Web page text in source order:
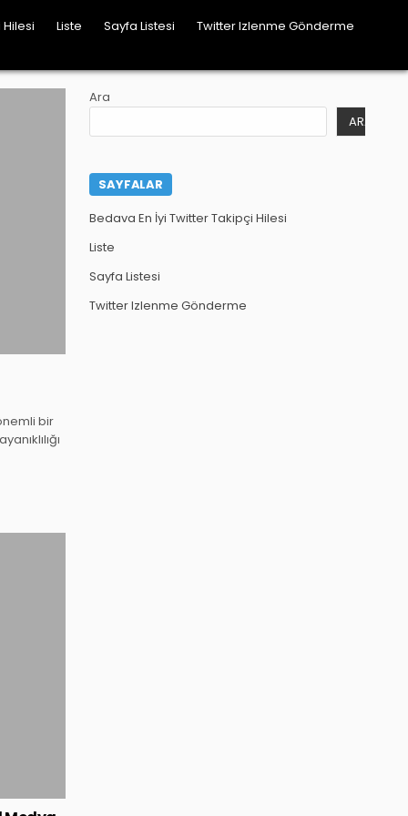
Liste Sayfa Listesi Twitter Izlenme Gönderme
bir
Ara
ARA
SAYFALAR
Bedava En İyi Twitter Takipçi Hilesi
Liste
Sayfa Listesi
Twitter Izlenme Gönderme